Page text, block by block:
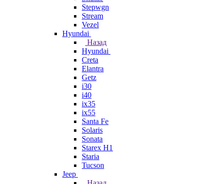
Stepwgn
Stream
Vezel
Hyundai
Назад
Hyundai
Creta
Elantra
Getz
i30
i40
ix35
ix55
Santa Fe
Solaris
Sonata
Starex H1
Staria
Tucson
Jeep